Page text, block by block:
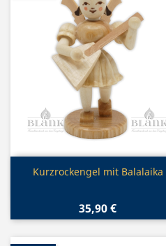
Vorschau
Kurzrockengel mit Balalaika
35,90 €